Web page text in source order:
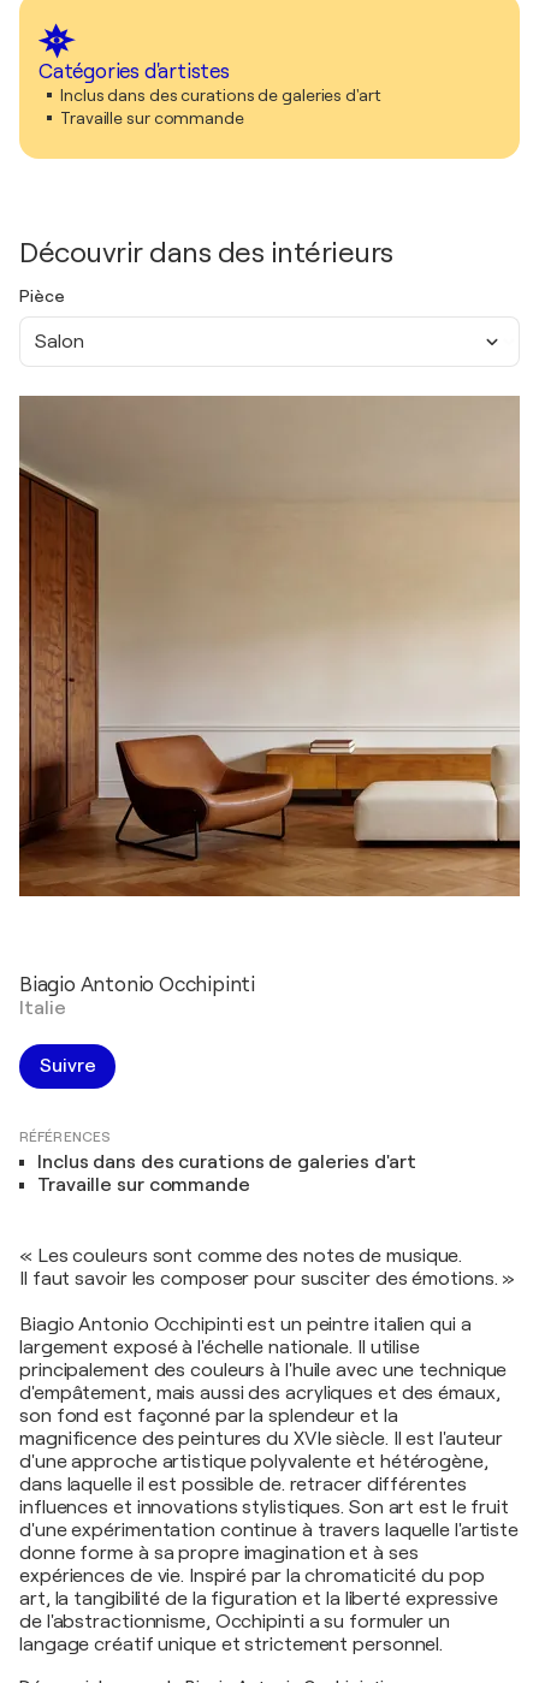
Catégories d'artistes
Inclus dans des curations de galeries d'art
Travaille sur commande
Découvrir dans des intérieurs
Pièce
Salon
Biagio Antonio Occhipinti
Italie
Suivre
RÉFÉRENCES
Inclus dans des curations de galeries d'art
Travaille sur commande
« Les couleurs sont comme des notes de musique.
Il faut savoir les composer pour susciter des émotions. »
Biagio Antonio Occhipinti est un peintre italien qui a
largement exposé à l'échelle nationale. Il utilise
principalement des couleurs à l'huile avec une technique
d'empâtement, mais aussi des acryliques et des émaux,
son fond est façonné par la splendeur et la
magnificence des peintures du XVIe siècle. Il est l'auteur
d'une approche artistique polyvalente et hétérogène,
dans laquelle il est possible de. retracer différentes
influences et innovations stylistiques. Son art est le fruit
d'une expérimentation continue à travers laquelle l'artiste
donne forme à sa propre imagination et à ses
expériences de vie. Inspiré par la chromaticité du pop
art, la tangibilité de la figuration et la liberté expressive
de l'abstractionnisme, Occhipinti a su formuler un
langage créatif unique et strictement personnel.